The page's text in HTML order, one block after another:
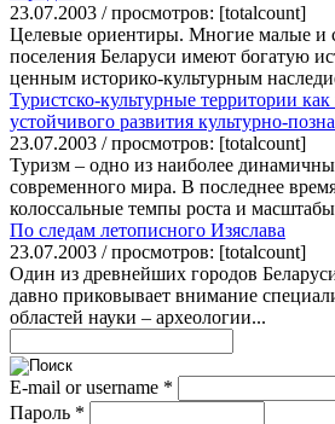
23.07.2003 / просмотров: [totalcount]
Целевые ориентиры. Многие малые и
поселения Беларуси имеют богатую
ценным историко-культурным
Туристско-культурные территории
устойчивого развития культурно-
23.07.2003 / просмотров: [totalcount]
Туризм – одно из наиболее
современного мира. В последнее
колоссальные темпы роста и
По следам летописного Изяслава
23.07.2003 / просмотров: [totalcount]
Один из древнейших городов
давно приковывает внимание
областей науки – археологии...
E-mail or username *
Пароль *